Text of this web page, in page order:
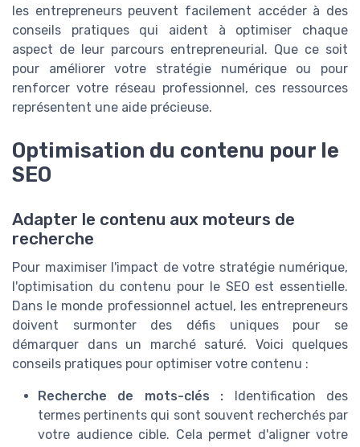
les entrepreneurs peuvent facilement accéder à des
conseils pratiques qui aident à optimiser chaque
aspect de leur parcours entrepreneurial. Que ce soit
pour améliorer votre stratégie numérique ou pour
renforcer votre réseau professionnel, ces ressources
représentent une aide précieuse.
Optimisation du contenu pour le
SEO
Adapter le contenu aux moteurs de
recherche
Pour maximiser l'impact de votre stratégie numérique,
l'optimisation du contenu pour le SEO est essentielle.
Dans le monde professionnel actuel, les entrepreneurs
doivent surmonter des défis uniques pour se
démarquer dans un marché saturé. Voici quelques
conseils pratiques pour optimiser votre contenu :
Recherche de mots-clés : Identification des
termes pertinents qui sont souvent recherchés par
votre audience cible. Cela permet d'aligner votre